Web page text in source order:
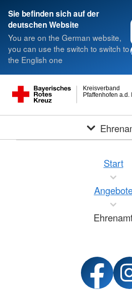
Sie befinden sich auf der
deutschen Website
You are on the German website,
you can use the switch to switch to
the English one
Pfaffenhofen a.d.
Kreisverband
Start